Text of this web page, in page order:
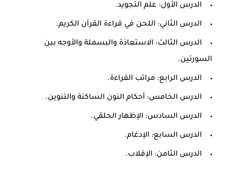
الدرس الأول: علم التجويد.
الدرس الثاني: اللحن في قراءة القرآن الكريم.
الدرس الثالث: الاستعاذة والبسملة والأوجه بين
السورتين.
الدرس الرابع: مراتب القراءة.
الدرس الخامس: أحكام النون الساكنة والتنوين.
الدرس السادس: الإظهار الحلقي.
الدرس السابع: الإدغام.
الدرس الثامن: الإقلاب.